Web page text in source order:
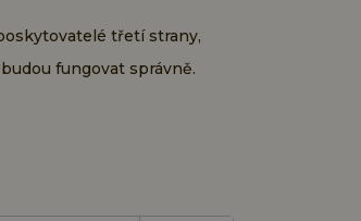
třetí strany,
fungovat správně.